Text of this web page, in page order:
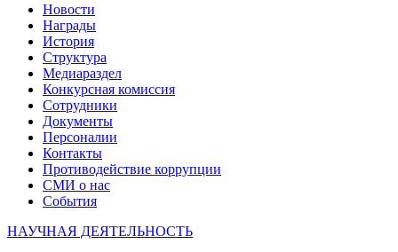
Новости
Награды
История
Структура
Медиараздел
Конкурсная комиссия
Сотрудники
Документы
Персоналии
Контакты
Противодействие коррупции
СМИ о нас
События
НАУЧНАЯ ДЕЯТЕЛЬНОСТЬ